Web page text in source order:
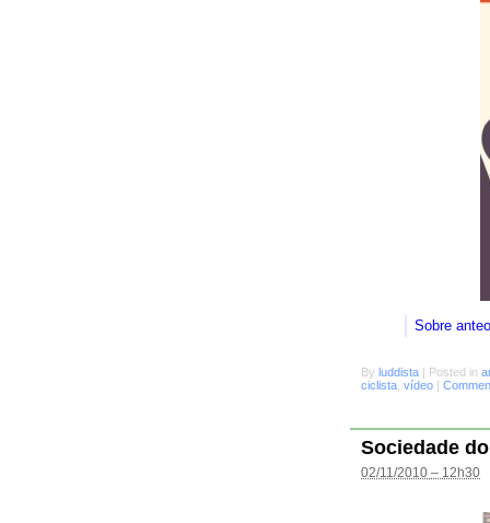
Sobre
By luddista Posted in
ciclista vídeo
Sociedade
02/11/2010 – 12h30